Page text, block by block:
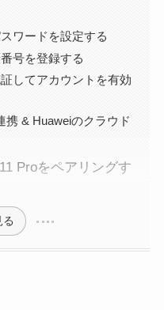
ワードを設定する
号を登録する
してアカウントを有効
携 & Huaweiのクラウド
Proをペアリングす
る